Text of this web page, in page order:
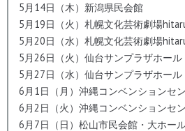
5月14日（木）新潟県民会館
5月19日（火）札幌文化芸術劇場
5月20日（水）札幌文化芸術劇場
5月26日（火）仙台サンプラザホール
5月27日（水）仙台サンプラザホール
6月1日（月）沖縄コンベンションセ
6月2日（火）沖縄コンベンションセ
6月7日（日）松山市民会館・大ホー